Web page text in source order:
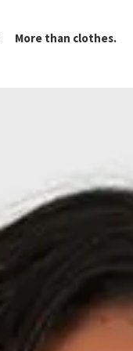
More than clothes.